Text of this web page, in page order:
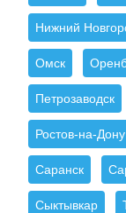
Нижний
Омск
Петрозаводск
Ростов-на-Дону
Саранск
Сыктывкар